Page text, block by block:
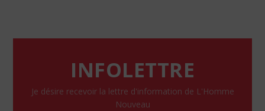
INFOLETTRE
Je désire recevoir la lettre d'information de L'Homme
Nouveau